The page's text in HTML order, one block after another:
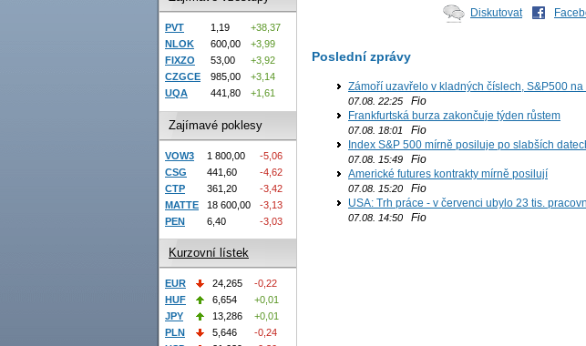
Diskutovat
Poslední zprávy
Zámoří uzavřelo v kladných číslech, S&P500
07.08. 22:25 Fio
Frankfurtská burza zakončuje týden růstem
07.08. 18:01
Fio
Index S&P 500 mírně posiluje po slabších
07.08. 15:49 Fio
Americké futures kontrakty mírně posilují
07.08. 15:20 Fio
USA: Trh práce - v červenci ubylo 23 tis.
07.08. 14:50 Fio
PVT 1,19
+38,37
NLOK
600,00
+3,99
FIXZO
53,00
+3,92
CZGCE
985,00
+3,14
UQA
441,80 +1,61
Zajímavé poklesy
VOW3 1 800,00
-5,06
CSG
441,60
-4,62
CTP
361,20
-3,42
MATTE
18 600,00
-3,13
PEN
6,40 -3,03
Kurzovní lístek
EUR 24,265
-0,22
HUF
6,654
+0,01
JPY
13,286
+0,01
PLN
5,646
-0,24